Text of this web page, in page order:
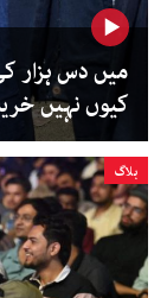
میں دس ہزار
کیوں نہیں
بلاگ